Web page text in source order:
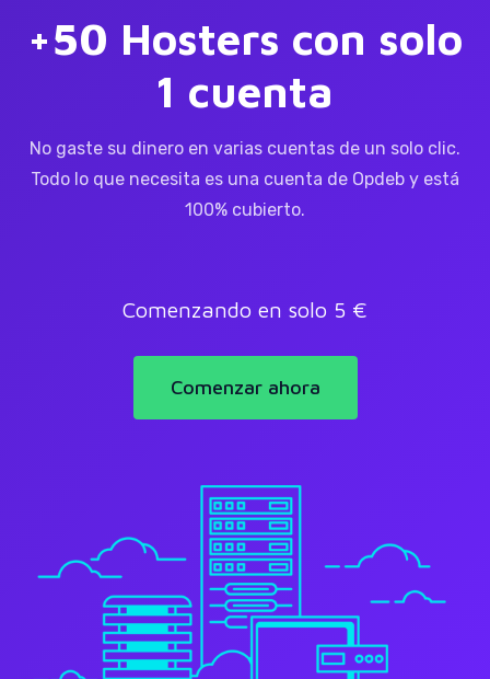
+50 Hosters con solo
1 cuenta
No gaste su dinero en varias cuentas de un solo clic.
Todo lo que necesita es una cuenta de Opdeb y está
100% cubierto.
Comenzando en solo 5 €
Comenzar ahora